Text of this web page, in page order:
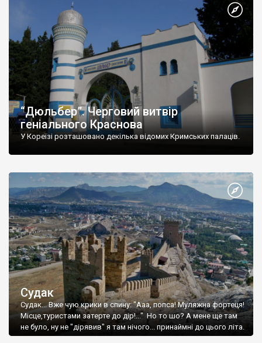
“Дюльбер”. Черговий витвір
геніального Краснова
У Кореїзі розташовано декілька відомих Кримських палаців.
Судак
Судак... Вже чую крики в спину: "Ааа, попса! Муляжна фортеця!
Місце,туристами затерте до дір!..." Но то шо? А мене ще там
не було, ну не "дірявив" я там нічого... принаймні до цього літа.